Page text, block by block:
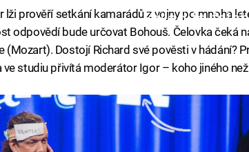
Failed to fetch
lži prověří setkání kamarádů z vojny po mnoha
odpovědí bude určovat Bohouš. Čelovka čeká
(Mozart). Dostojí Richard své pověsti v hádání?
ve studiu přivítá moderátor Igor – koho jiného